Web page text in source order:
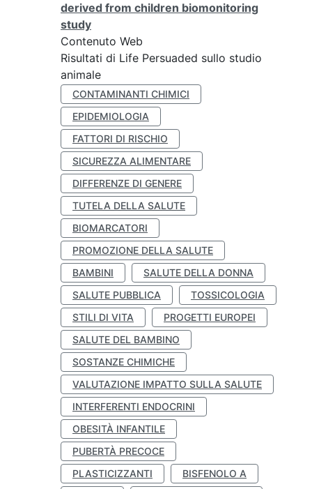
derived from children biomonitoring
study
Contenuto Web
Risultati di Life Persuaded sullo studio
animale
CONTAMINANTI CHIMICI
EPIDEMIOLOGIA
FATTORI DI RISCHIO
SICUREZZA ALIMENTARE
DIFFERENZE DI GENERE
TUTELA DELLA SALUTE
BIOMARCATORI
PROMOZIONE DELLA SALUTE
BAMBINI
SALUTE DELLA DONNA
SALUTE PUBBLICA
TOSSICOLOGIA
STILI DI VITA
PROGETTI EUROPEI
SALUTE DEL BAMBINO
SOSTANZE CHIMICHE
VALUTAZIONE IMPATTO SULLA SALUTE
INTERFERENTI ENDOCRINI
OBESITÀ INFANTILE
PUBERTÀ PRECOCE
PLASTICIZZANTI
BISFENOLO A